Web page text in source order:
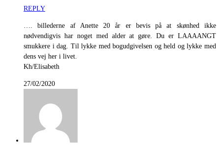
REPLY
…. billederne af Anette 20 år er bevis på at skønhed ikke
nødvendigvis har noget med alder at gøre. Du er LAAAANGT
smukkere i dag. Til lykke med bogudgivelsen og held og lykke med
dens vej her i livet.
Kh/Elisabeth
27/02/2020